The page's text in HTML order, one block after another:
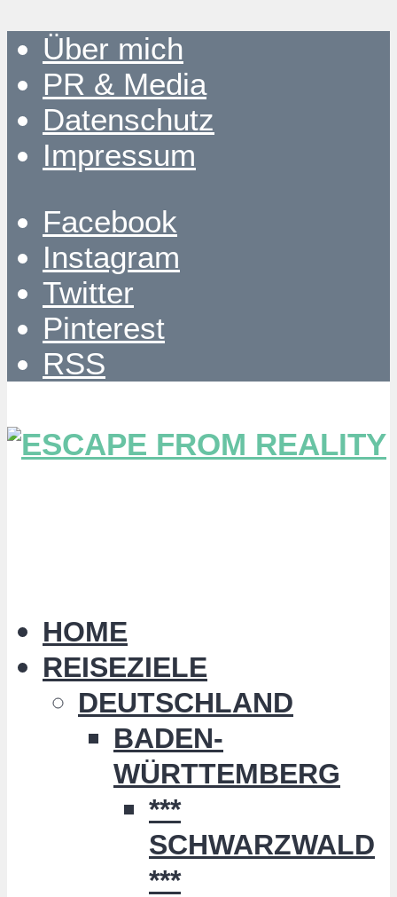
Über mich
PR & Media
Datenschutz
Impressum
Facebook
Instagram
Twitter
Pinterest
RSS
HOME
REISEZIELE
DEUTSCHLAND
BADEN-
WÜRTTEMBERG
***
SCHWARZWALD
***